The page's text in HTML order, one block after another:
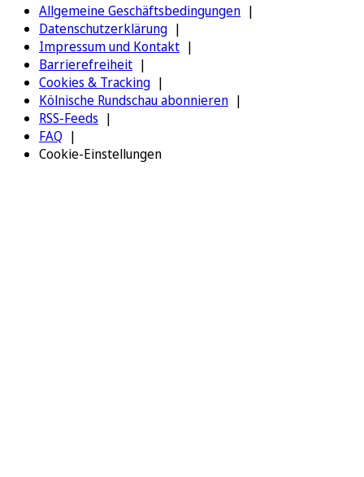
Allgemeine Geschäftsbedingungen
Datenschutzerklärung
Impressum und Kontakt
Barrierefreiheit
Cookies & Tracking
Kölnische Rundschau abonnieren
RSS-Feeds
FAQ
Cookie-Einstellungen